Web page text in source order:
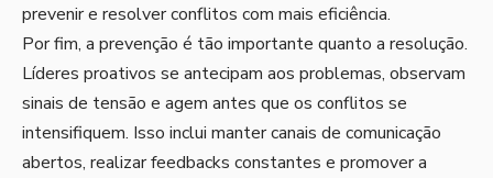
prevenir e resolver conflitos com mais eficiência.
Por fim, a prevenção é tão importante quanto a resolução.
Líderes proativos se antecipam aos problemas, observam
sinais de tensão e agem antes que os conflitos se
intensifiquem. Isso inclui manter canais de comunicação
abertos, realizar feedbacks constantes e promover a